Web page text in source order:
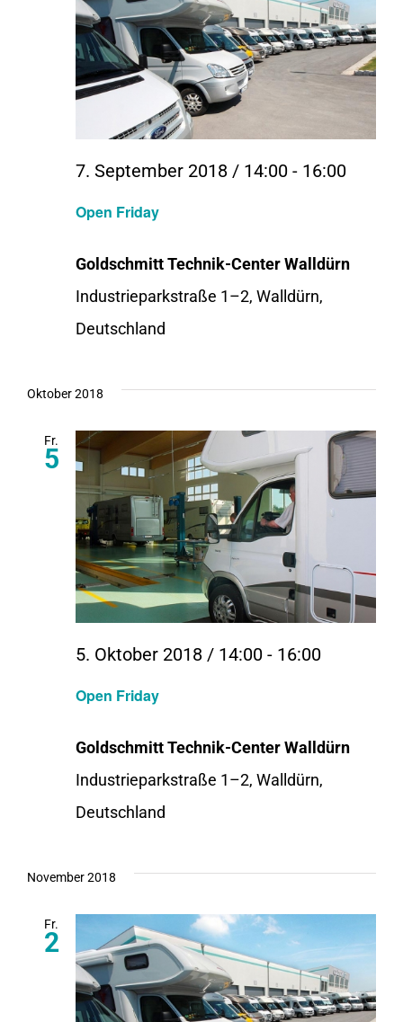
Open Friday
7. September 2018 / 14:00 - 16:00
Goldschmitt Technik-Center Walldürn
Industrieparkstraße 1–2, Walldürn,
Deutschland
Oktober 2018
Fr.
5
Open Friday
5. Oktober 2018 / 14:00 - 16:00
Goldschmitt Technik-Center Walldürn
Industrieparkstraße 1–2, Walldürn,
Deutschland
November 2018
Fr.
2